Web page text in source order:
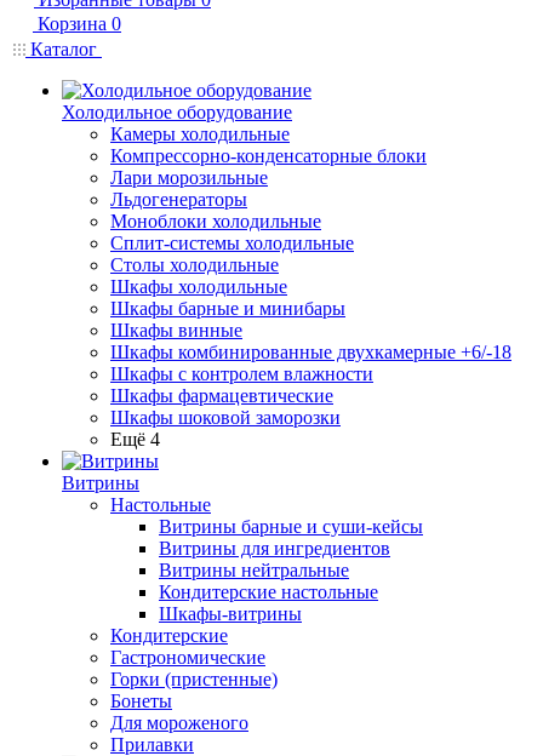
Корзина 0
Каталог
Холодильное оборудование
Камеры холодильные
Компрессорно-конденсаторные блоки
Лари морозильные
Льдогенераторы
Моноблоки холодильные
Сплит-системы холодильные
Столы холодильные
Шкафы холодильные
Шкафы барные и минибары
Шкафы винные
Шкафы комбинированные двухкамерные +6/-18
Шкафы с контролем влажности
Шкафы фармацевтические
Шкафы шоковой заморозки
Ещё 4
Витрины
Настольные
Витрины барные и суши-кейсы
Витрины для ингредиентов
Витрины нейтральные
Кондитерские настольные
Шкафы-витрины
Кондитерские
Гастрономические
Горки (пристенные)
Бонеты
Для мороженого
Прилавки